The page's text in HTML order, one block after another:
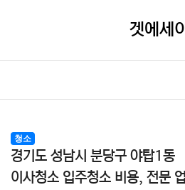
겟에세이
청소
경기도 성남시 분당구 야탑1동
이사청소 입주청소 비용, 전문 업